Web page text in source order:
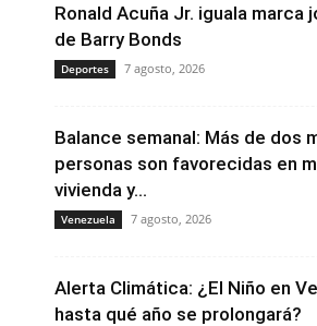
Ronald Acuña Jr. iguala marca
de Barry Bonds
Deportes 7 agosto, 2026
Balance semanal: Más de dos
personas son favorecidas en
vivienda y...
Venezuela 7 agosto, 2026
Alerta Climática: ¿El Niño en
hasta qué año se prolongará?